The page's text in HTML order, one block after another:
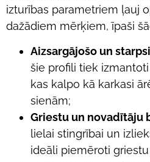
izturības parametriem ļauj
dažādiem mērķiem, īpaši
Aizsargājošo un
šie profili tiek
kas kalpo kā karkasi
sienām;
Griestu un novadītāju
lielai stingrībai un
ideāli piemēroti